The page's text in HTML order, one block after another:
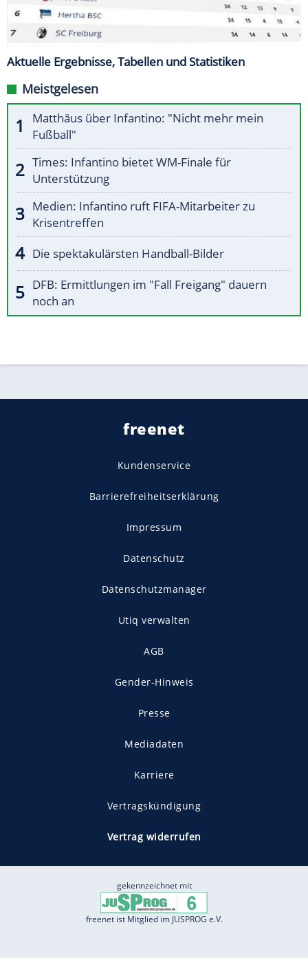
Aktuelle Ergebnisse, Tabellen und Statistiken
Meistgelesen
Matthäus über Infantino: "Nicht mehr mein
Fußball"
Times: Infantino bietet WM-Finale für
Unterstützung
Medien: Infantino ruft FIFA-Mitarbeiter zu
Krisentreffen
Die spektakulärsten Handball-Bilder
DFB: Ermittlungen im "Fall Freigang" dauern
noch an
freenet
Kundenservice
Barrierefreiheitserklärung
Impressum
Datenschutz
Datenschutzmanager
Utiq verwalten
AGB
Gender-Hinweis
Presse
Mediadaten
Karriere
Vertragskündigung
Vertrag widerrufen
gekennzeichnet mit
freenet ist Mitglied im JUSPROG e.V.